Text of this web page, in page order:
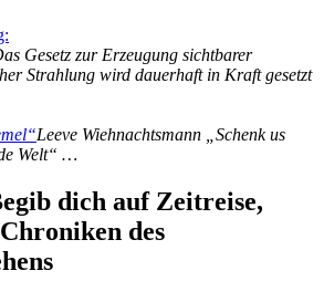
Gesetz zur Erzeugung sichtbarer
Strahlung wird dauerhaft in Kraft gesetzt
Leeve Wiehnachtsmann „Schenk us
Welt“ …
dich auf Zeitreise,
des